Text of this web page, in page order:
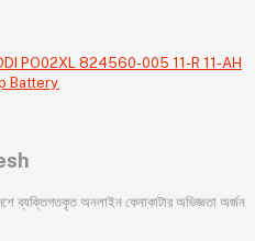
PO02XL 824560-005 11-R 11-AH
Battery
অনলাইন কেনাকাটার অভিজ্ঞতা অর্জন